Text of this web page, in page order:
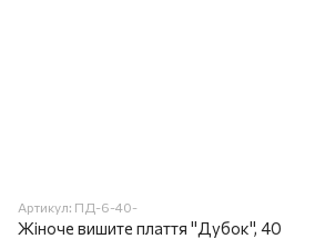
Артикул: ПД-6-40-
Жіноче вишите плаття "Дубок", 40